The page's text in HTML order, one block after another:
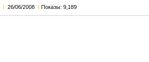
l 26/06/2008 l Показы: 9,189